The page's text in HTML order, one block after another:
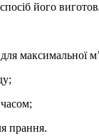
його
максимальної
часом;
прання.